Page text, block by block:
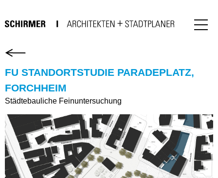
FU STANDORTSTUDIE PARADEPLATZ,
FORCHHEIM
Städtebauliche Feinuntersuchung